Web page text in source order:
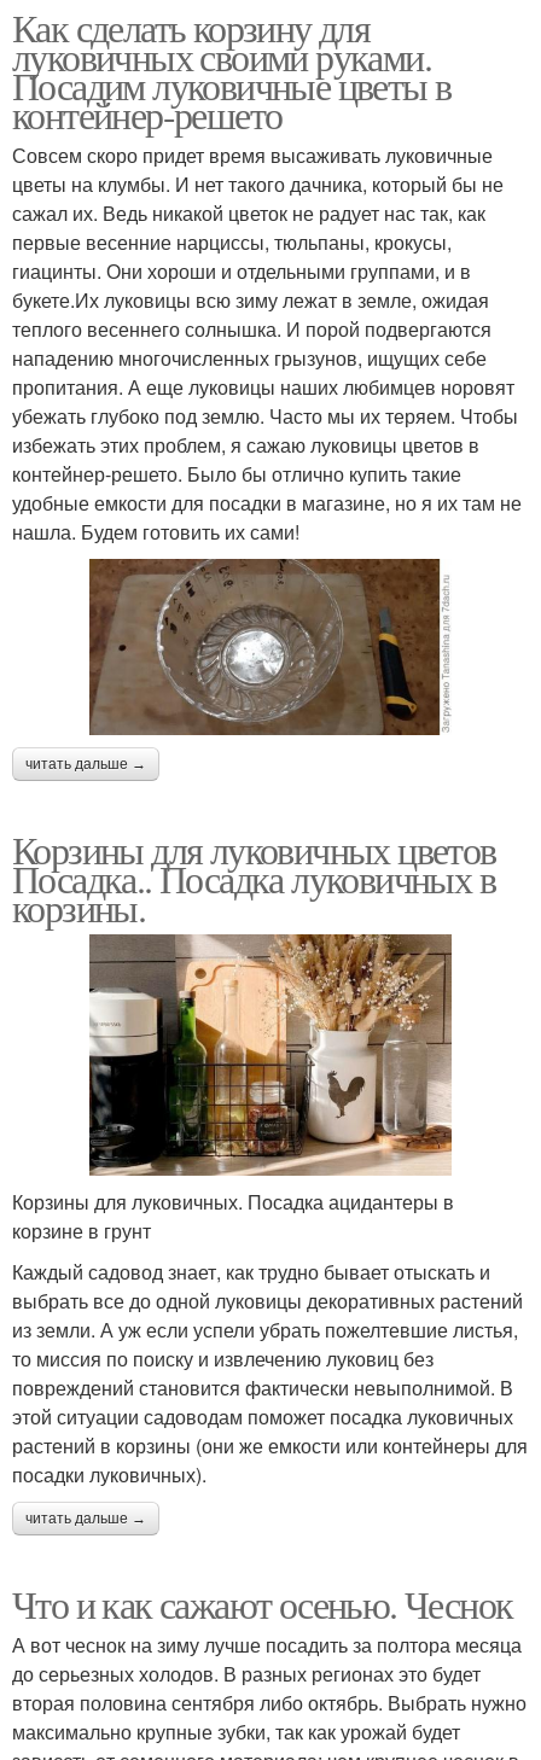
Как сделать корзину для
луковичных своими руками.
Посадим луковичные цветы в
контейнер-решето
Совсем скоро придет время высаживать луковичные
цветы на клумбы. И нет такого дачника, который бы не
сажал их. Ведь никакой цветок не радует нас так, как
первые весенние нарциссы, тюльпаны, крокусы,
гиацинты. Они хороши и отдельными группами, и в
букете.Их луковицы всю зиму лежат в земле, ожидая
теплого весеннего солнышка. И порой подвергаются
нападению многочисленных грызунов, ищущих себе
пропитания. А еще луковицы наших любимцев норовят
убежать глубоко под землю. Часто мы их теряем. Чтобы
избежать этих проблем, я сажаю луковицы цветов в
контейнер-решето. Было бы отлично купить такие
удобные емкости для посадки в магазине, но я их там не
нашла. Будем готовить их сами!
читать дальше →
Корзины для луковичных цветов
Посадка.. Посадка луковичных в
корзины.
Корзины для луковичных. Посадка ацидантеры в
корзине в грунт
Каждый садовод знает, как трудно бывает отыскать и
выбрать все до одной луковицы декоративных растений
из земли. А уж если успели убрать пожелтевшие листья,
то миссия по поиску и извлечению луковиц без
повреждений становится фактически невыполнимой. В
этой ситуации садоводам поможет посадка луковичных
растений в корзины (они же емкости или контейнеры для
посадки луковичных).
читать дальше →
Что и как сажают осенью. Чеснок
А вот чеснок на зиму лучше посадить за полтора месяца
до серьезных холодов. В разных регионах это будет
вторая половина сентября либо октябрь. Выбрать нужно
максимально крупные зубки, так как урожай будет